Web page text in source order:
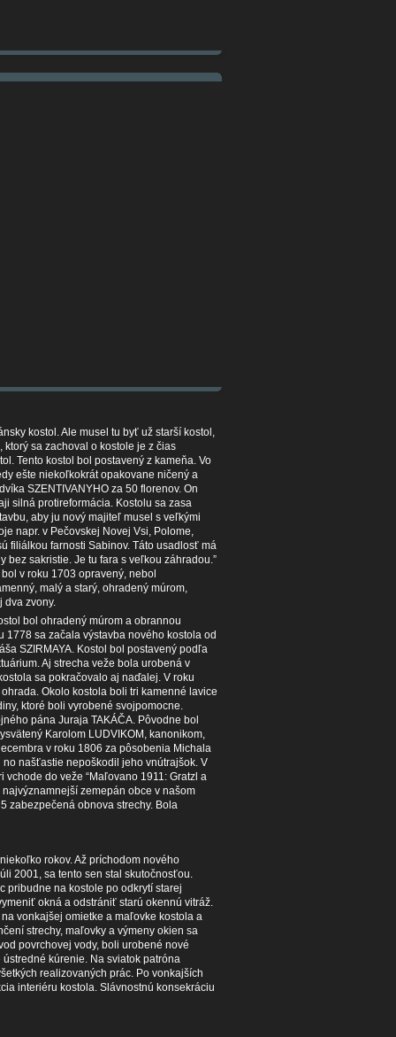
kostol. Ale musel tu byť už starší kostol,
sa zachoval o kostole je z čias
Tento kostol bol postavený z kameňa. Vo
ešte niekoľkokrát opakovane ničený a
SZENTIVANYHO za 50 florenov. On
silná protireformácia. Kostolu sa zasa
aby ju nový majiteľ musel s veľkými
napr. v Pečovskej Novej Vsi, Polome,
filiálkou farnosti Sabinov. Táto usadlosť má
bez sakristie. Je tu fara s veľkou záhradou.”
v roku 1703 opravený, nebol
malý a starý, ohradený múrom,
dva zvony.
bol ohradený múrom a obrannou
sa začala výstavba nového kostola od
SZIRMAYA. Kostol bol postavený podľa
Aj strecha veže bola urobená v
sa pokračovalo aj naďalej. V roku
Okolo kostola boli tri kamenné lavice
ktoré boli vyrobené svojpomocne.
pána Juraja TAKÁČA. Pôvodne bol
Karolom LUDVIKOM, kanonikom,
v roku 1806 za pôsobenia Michala
našťastie nepoškodil jeho vnútrajšok. V
do veže “Maľovano 1911: Gratzl a
zemepán obce v našom
zabezpečená obnova strechy. Bola
rokov. Až príchodom nového
2001, sa tento sen stal skutočnosťou.
pribudne na kostole po odkrytí starej
okná a odstrániť starú okennú vitráž.
vonkajšej omietke a maľovke kostola a
strechy, maľovky a výmeny okien sa
povrchovej vody, boli urobené nové
kúrenie. Na sviatok patróna
realizovaných prác. Po vonkajších
interiéru kostola. Slávnostnú konsekráciu